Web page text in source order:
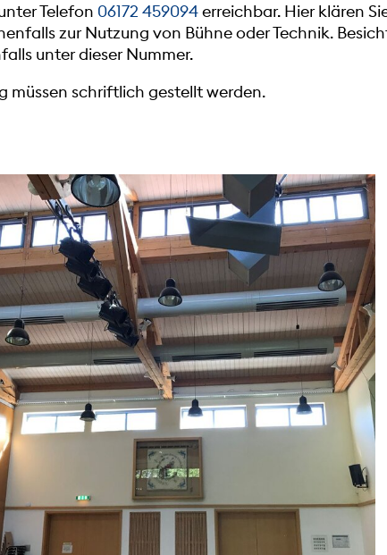
Telefon 06172 459094erreichbar. Hier klären
zur Nutzung von Bühne oder Technik.
unter dieser Nummer.
müssen schriftlich gestellt werden.